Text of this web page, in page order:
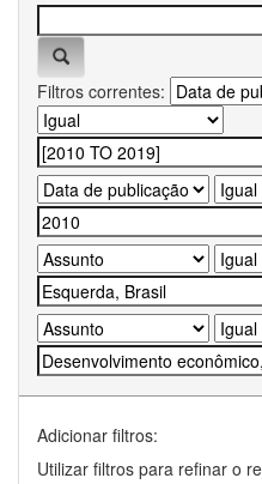
Filtros correntes:
Adicionar filtros:
Utilizar filtros para refinar o